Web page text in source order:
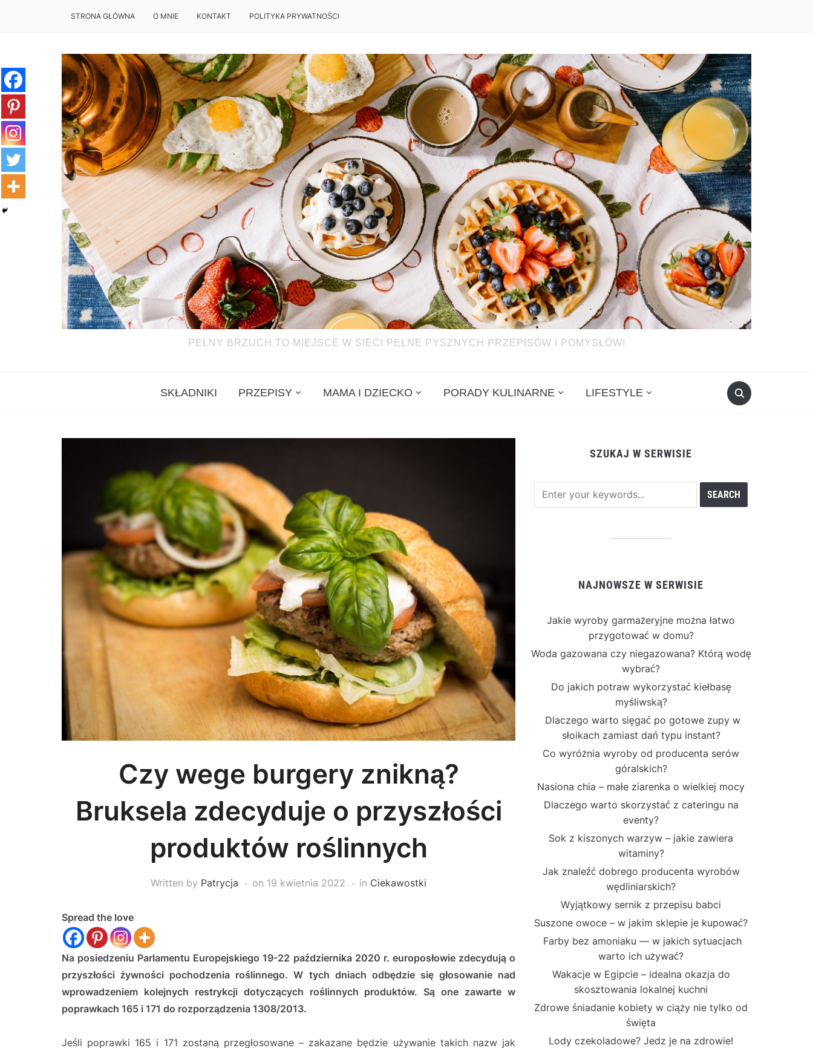
STRONA GŁÓWNA O MNIE KONTAKT POLITYKA PRYWATNOŚCI
PEŁNY BRZUCH TO MIEJSCE W SIECI PEŁNE PYSZNYCH PRZEPISÓW I POMYSŁÓW!
SKŁADNIKI PRZEPISY MAMA I DZIECKO PORADY KULINARNE LIFESTYLE
Czy wege burgery znikną?
Bruksela zdecyduje o przyszłości
produktów roślinnych
Written by Patrycja on 19 kwietnia 2022 in Ciekawostki
Spread the love
Na posiedzeniu Parlamentu Europejskiego 19-22 października 2020 r. europosłowie zdecydują o
przyszłości żywności pochodzenia roślinnego. W tych dniach odbędzie się głosowanie nad
wprowadzeniem kolejnych restrykcji dotyczących roślinnych produktów. Są one zawarte w
poprawkach 165 i 171 do rozporządzenia 1308/2013.
Jeśli poprawki 165 i 171 zostaną przegłosowane – zakazane będzie używanie takich nazw jak
SZUKAJ W SERWISIE
NAJNOWSZE W SERWISIE
Jakie wyroby garmażeryjne można łatwo
przygotować w domu?
Woda gazowana czy niegazowana? Którą wodę
wybrać?
Do jakich potraw wykorzystać kiełbasę
myśliwską?
Dlaczego warto sięgać po gotowe zupy w
słoikach zamiast dań typu instant?
Co wyróżnia wyroby od producenta serów
góralskich?
Nasiona chia – małe ziarenka o wielkiej mocy
Dlaczego warto skorzystać z cateringu na
eventy?
Sok z kiszonych warzyw – jakie zawiera
witaminy?
Jak znaleźć dobrego producenta wyrobów
wędliniarskich?
Wyjątkowy sernik z przepisu babci
Suszone owoce – w jakim sklepie je kupować?
Farby bez amoniaku — w jakich sytuacjach
warto ich używać?
Wakacje w Egipcie – idealna okazja do
skosztowania lokalnej kuchni
Zdrowe śniadanie kobiety w ciąży nie tylko od
święta
Lody czekoladowe? Jedz je na zdrowie!